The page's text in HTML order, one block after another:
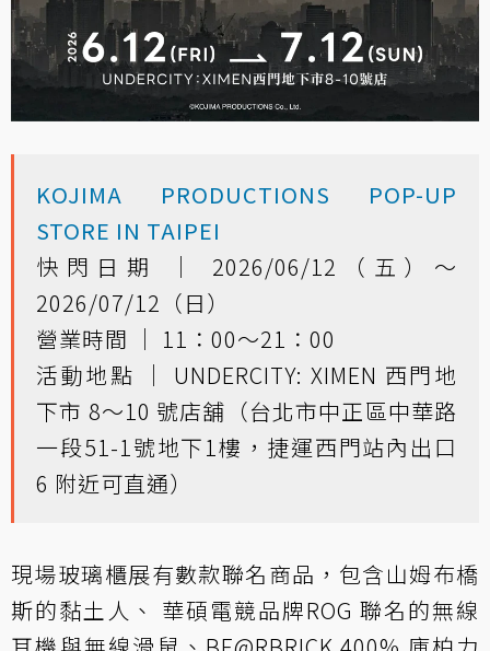
KOJIMA PRODUCTIONS POP-UP
STORE IN TAIPEI
快閃日期 ｜ 2026/06/12（五）～
2026/07/12（日）
營業時間 ｜ 11：00～21：00
活動地點 ｜ UNDERCITY: XIMEN 西門地
下市 8～10 號店舖（台北市中正區中華路
一段51-1號地下1樓，捷運西門站內出口
6 附近可直通）
現場玻璃櫃展有數款聯名商品，包含山姆布橋
斯的黏土人、 華碩電競品牌ROG 聯名的無線